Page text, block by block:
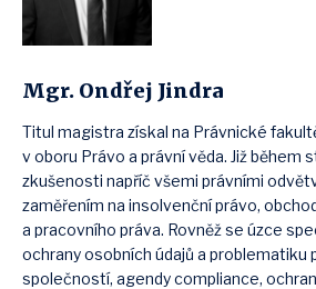
Mgr. Ondřej Jindra
Titul magistra získal na Právnické
v oboru Právo a právní věda. Již během
zkušenosti napříč všemi právními
zaměřením na insolvenční právo,
a pracovního práva. Rovněž se úzce
ochrany osobních údajů a problematiku
společností, agendy compliance,